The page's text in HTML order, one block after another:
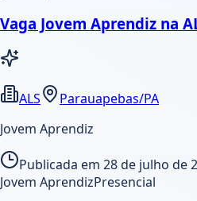
Vaga Jovem Aprendiz na
ALS
Parauapebas/PA
Jovem Aprendiz
Publicada em 28 de julho de
Jovem AprendizPresencial